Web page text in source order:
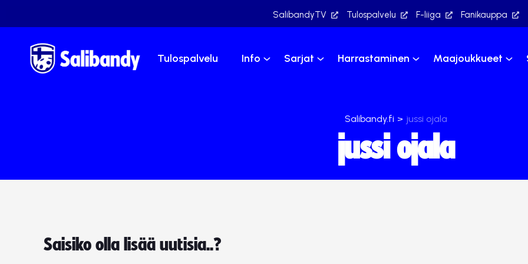
SalibandyTV Tulospalvelu F-liiga Fanikauppa
Tulospalvelu Info Sarjat Harrastaminen Maajoukkueet
Salibandy.fi > jussi ojala
jussi ojala
Saisiko olla lisää uutisia..?